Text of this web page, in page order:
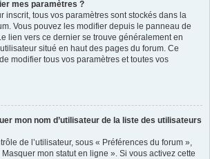
mes paramètres ?
inscrit, tous vos paramètres sont stockés dans la
Vous pouvez les modifier depuis le panneau de
lien vers ce dernier se trouve généralement en
situé en haut des pages du forum. Ce
modifier tous vos paramètres et toutes vos
mon nom d’utilisateur de la liste des utilisateurs
de l’utilisateur, sous « Préférences du forum »,
mon statut en ligne ». Si vous activez cette